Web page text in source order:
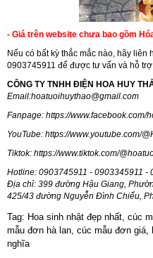
- Giá trên website chưa bao gồm
Nếu có bất kỳ thắc mắc nào, hãy
0903745911 để được tư vấn và hỗ
CÔNG TY TNHH ĐIỆN HOA HUY
Email:hoatuoihuythao@gmail.com
Fanpage: https://www.facebook.com/
YouTube: https://www.youtube.com/
Tiktok: https://www.tiktok.com/
Hotline: 0903745911 - 0903345911 -
Địa chỉ: 399 đường Hậu Giang,
425/43 đường Nguyễn Đình Chiểu,
Tag: Hoa sinh nhật đẹp nhất, cúc
mẫu đơn hà lan, cúc mẫu đơn
nghĩa